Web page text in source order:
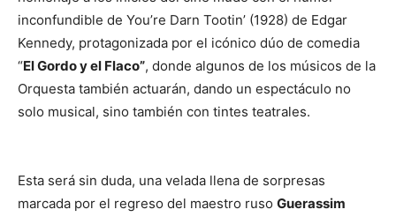
inconfundible de You’re Darn Tootin’ (1928) de Edgar
Kennedy, protagonizada por el icónico dúo de comedia
“El Gordo y el Flaco”, donde algunos de los músicos de la
Orquesta también actuarán, dando un espectáculo no
solo musical, sino también con tintes teatrales.
Esta será sin duda, una velada llena de sorpresas
marcada por el regreso del maestro ruso Guerassim